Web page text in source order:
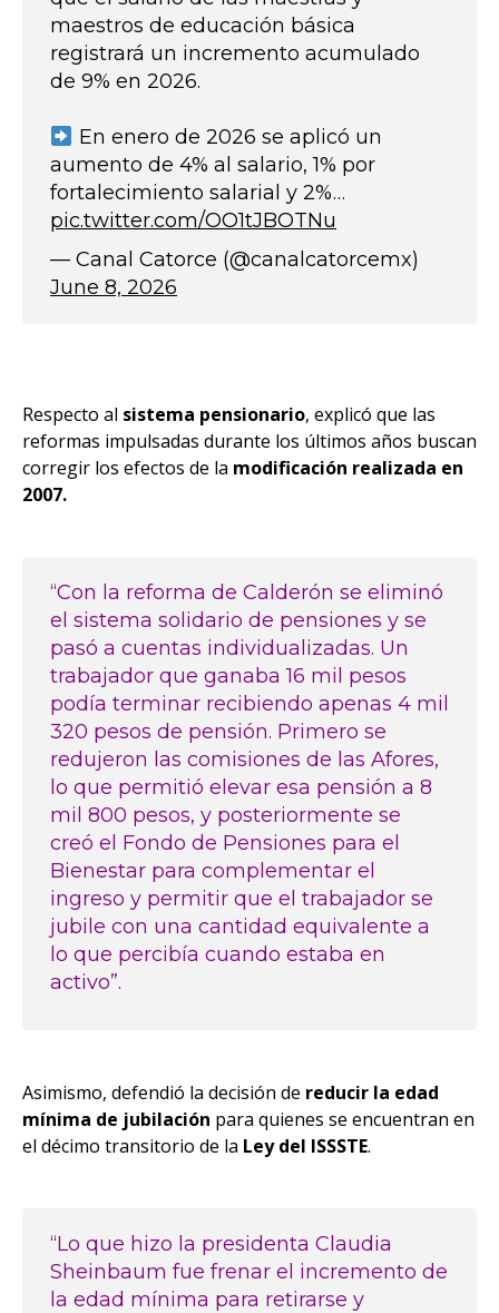
maestros de educación básica
registrará un incremento acumulado
de 9% en 2026.
En enero de 2026 se aplicó un
aumento de 4% al salario, 1% por
fortalecimiento salarial y 2%…
pic.twitter.com/OO1tJBOTNu
— Canal Catorce (@canalcatorcemx)
June 8, 2026
Respecto al sistema pensionario, explicó que las
reformas impulsadas durante los últimos años buscan
corregir los efectos de la modificación realizada en
2007.
“Con la reforma de Calderón se eliminó
el sistema solidario de pensiones y se
pasó a cuentas individualizadas. Un
trabajador que ganaba 16 mil pesos
podía terminar recibiendo apenas 4 mil
320 pesos de pensión. Primero se
redujeron las comisiones de las Afores,
lo que permitió elevar esa pensión a 8
mil 800 pesos, y posteriormente se
creó el Fondo de Pensiones para el
Bienestar para complementar el
ingreso y permitir que el trabajador se
jubile con una cantidad equivalente a
lo que percibía cuando estaba en
activo”.
Asimismo, defendió la decisión de reducir la edad
mínima de jubilación para quienes se encuentran en
el décimo transitorio de la Ley del ISSSTE.
“Lo que hizo la presidenta Claudia
Sheinbaum fue frenar el incremento de
la edad mínima para retirarse y